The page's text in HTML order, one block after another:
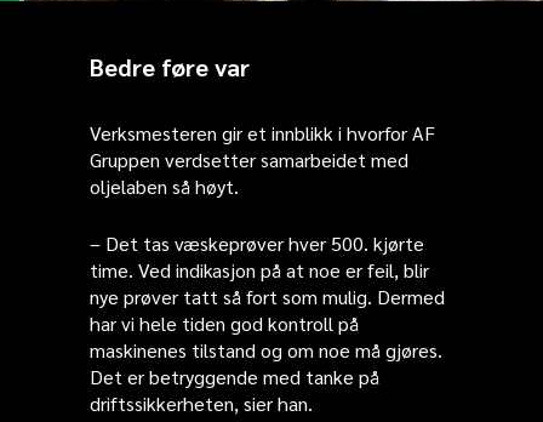
Verksmesteren gir et innblikk i hvorfor AF
Gruppen verdsetter samarbeidet med
oljelaben så høyt.
– Det tas væskeprøver hver 500. kjørte
time. Ved indikasjon på at noe er feil, blir
nye prøver tatt så fort som mulig. Dermed
har vi hele tiden god kontroll på
maskinenes tilstand og om noe må gjøres.
Det er betryggende med tanke på
driftssikkerheten, sier han.
Bedre føre var